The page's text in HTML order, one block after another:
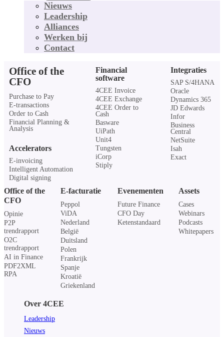
Nieuws
Leadership
Alliances
Werken bij
Contact
Office of the
CFO
Purchase to Pay
E-transactions
Order to Cash
Financial Planning &
Analysis
Accelerators
E-invoicing
Intelligent Automation
Digital signing
Financial
software
4CEE Invoice
4CEE Exchange
4CEE Order to
Cash
Basware
UiPath
Unit4
Tungsten
iCorp
Stiply
Integraties
SAP S/4HANA
Oracle
Dynamics 365
JD Edwards
Infor
Business
Central
NetSuite
Isah
Exact
Office of the
CFO
Opinie
P2P
trendrapport
O2C
trendrapport
AI in Finance
PDF2XML
RPA
E-facturatie
Peppol
ViDA
Nederland
België
Duitsland
Polen
Frankrijk
Spanje
Kroatië
Griekenland
Evenementen
Future Finance
CFO Day
Ketenstandaard
Assets
Cases
Webinars
Podcasts
Whitepapers
Over 4CEE
Leadership
Nieuws